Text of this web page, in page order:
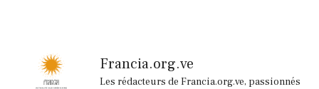
Francia.org.ve
Les rédacteurs de Francia.org.ve, passionnés